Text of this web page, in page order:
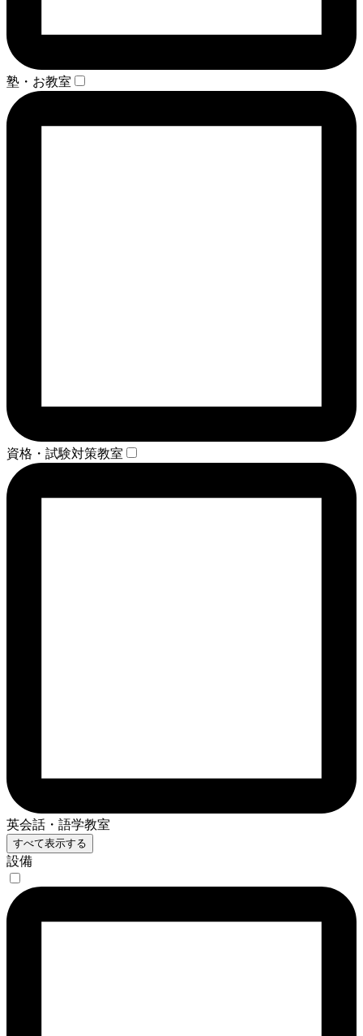
塾・お教室
資格・試験対策教室
英会話・語学教室
すべて表示する
設備